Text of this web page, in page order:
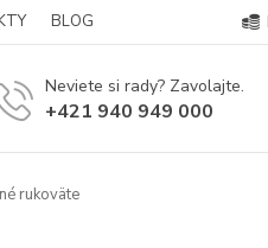
BLOG
Neviete si rady? Zavolajte.
+421 940 949 000
rukoväte